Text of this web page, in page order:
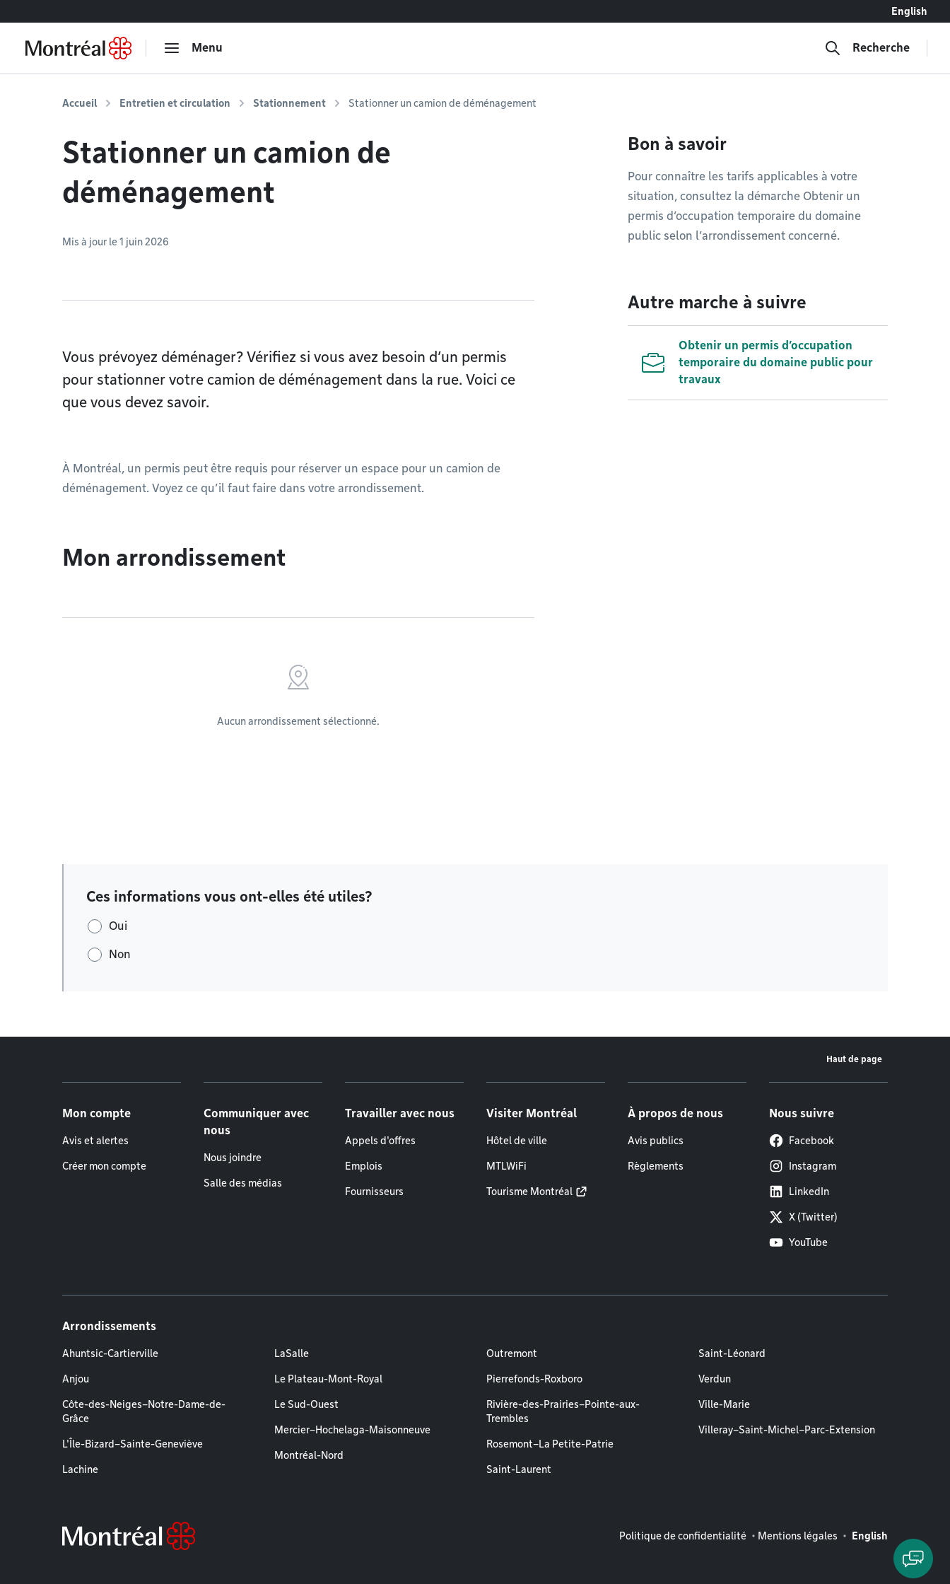
English
Menu Recherche
Accueil Entretien et circulation Stationnement Stationner un camion de déménagement
Stationner un camion de
déménagement
Mis à jour le 1 juin 2026
Vous prévoyez déménager? Vérifiez si vous avez besoin d’un permis
pour stationner votre camion de déménagement dans la rue. Voici ce
que vous devez savoir.
À Montréal, un permis peut être requis pour réserver un espace pour un camion de
déménagement. Voyez ce qu’il faut faire dans votre arrondissement.
Mon arrondissement
Aucun arrondissement sélectionné.
Bon à savoir
Pour connaître les tarifs applicables à votre
situation, consultez la démarche Obtenir un
permis d’occupation temporaire du domaine
public selon l’arrondissement concerné.
Autre marche à suivre
Obtenir un permis d’occupation
temporaire du domaine public pour
travaux
Ces informations vous ont-elles été utiles?
Oui
Non
Haut de page
Mon compte
Avis et alertes
Créer mon compte
Communiquer avec
nous
Nous joindre
Salle des médias
Travailler avec nous
Appels d'offres
Emplois
Fournisseurs
Visiter Montréal
Hôtel de ville
MTLWiFi
Tourisme Montréal
À propos de nous
Avis publics
Règlements
Nous suivre
Facebook
Instagram
LinkedIn
X (Twitter)
YouTube
Arrondissements
Ahuntsic-Cartierville
Anjou
Côte-des-Neiges–Notre-Dame-de-
Grâce
L'Île-Bizard–Sainte-Geneviève
Lachine
LaSalle
Le Plateau-Mont-Royal
Le Sud-Ouest
Mercier–Hochelaga-Maisonneuve
Montréal-Nord
Outremont
Pierrefonds-Roxboro
Rivière-des-Prairies–Pointe-aux-
Trembles
Rosemont–La Petite-Patrie
Saint-Laurent
Saint-Léonard
Verdun
Ville-Marie
Villeray–Saint-Michel–Parc-Extension
Mentions légales
Politique de confidentialité Mentions légales English